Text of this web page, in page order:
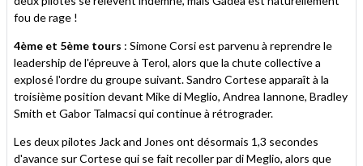
fou de rage !
4ème et 5ème tours : Simone Corsi est parvenu à reprendre le
leadership de l'épreuve à Terol, alors que la chute collective a
explosé l'ordre du groupe suivant. Sandro Cortese apparaît à la
troisième position devant Mike di Meglio, Andrea Iannone, Bradley
Smith et Gabor Talmacsi qui continue à rétrograder.
Les deux pilotes Jack and Jones ont désormais 1,3 secondes
d'avance sur Cortese qui se fait recoller par di Meglio, alors que